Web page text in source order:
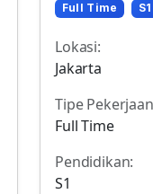
Full Time
S1
Lokasi:
Jakarta
Tipe
Full Time
Pendidikan:
S1